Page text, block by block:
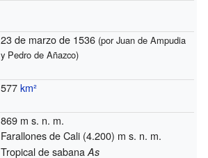
23 de marzo de 1536 (por Juan de Ampudia
y Pedro de Añazco)
577km²
869 m s. n. m.
Farallones de Cali (4.200) m s. n. m.
Tropical de sabanaAs